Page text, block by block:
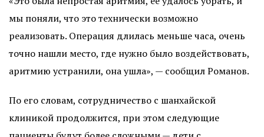
мы поняли, что это технически возможно
реализовать. Операция длилась меньше часа, очень
точно нашли место, где нужно было воздействовать,
аритмию устранили, она ушла», — сообщил Романов.
По его словам, сотрудничество с шанхайской
клиникой продолжится, при этом следующие